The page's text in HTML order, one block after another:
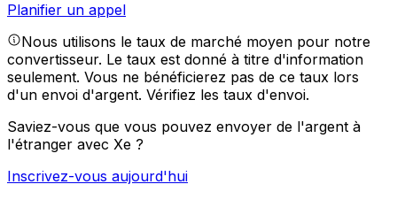
Planifier un appel
Nous utilisons le taux de marché moyen pour notre
convertisseur. Le taux est donné à titre d'information
seulement. Vous ne bénéficierez pas de ce taux lors
d'un envoi d'argent. Vérifiez les taux d'envoi.
Saviez-vous que vous pouvez envoyer de l'argent à
l'étranger avec Xe ?
Inscrivez-vous aujourd'hui